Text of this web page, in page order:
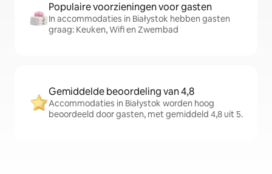
Populaire voorzieningen voor gasten
In accommodaties in Białystok hebben gasten
graag: Keuken, Wifi en Zwembad
Gemiddelde beoordeling van 4,8
Accommodaties in Białystok worden hoog
beoordeeld door gasten, met gemiddeld 4,8 uit 5.